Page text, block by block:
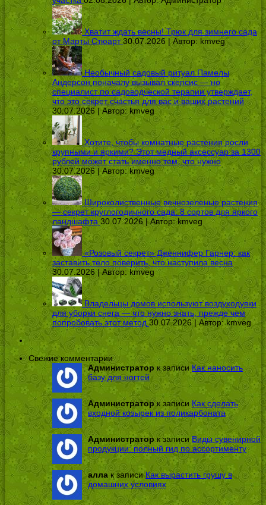
Хватит ждать весны! Трюк для зимнего сада
от Марты Стюарт 30.07.2026 | Автор: kmveg
Необычный садовый ритуал Памелы
Андерсон поначалу вызывал скепсис — но
специалист по садоводческой терапии утверждает,
что это секрет счастья для вас и ваших растений
30.07.2026 | Автор: kmveg
Хотите, чтобы комнатные растения росли
крупными и яркими? Этот медный аксессуар за 1300
рублей может стать именно тем, что нужно
30.07.2026 | Автор: kmveg
Широколиственные вечнозеленые растения
— секрет круглогодичного сада: 8 сортов для яркого
ландшафта 30.07.2026 | Автор:kmveg
«Розовый секрет» Дженнифер Гарнер: как
заставить тело поверить, что наступила весна
30.07.2026 | Автор: kmveg
Владельцы домов используют воздуходувки
для уборки снега — что нужно знать, прежде чем
попробовать этот метод 30.07.2026 | Автор:kmveg
Свежие комментарии
Администраторк записи Как наносить
базу для ногтей
Администраторк записи Как сделать
входной козырек из поликарбоната
Администраторк записиВиды сувенирной
продукции: полный гид по ассортименту
аллак записиКак вырастить грушу в
домашних условиях